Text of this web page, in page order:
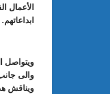
الأعمال
ابداعاتهم.
الدورة 24 للمعرض الجامعي تحت
إلى التميّز”